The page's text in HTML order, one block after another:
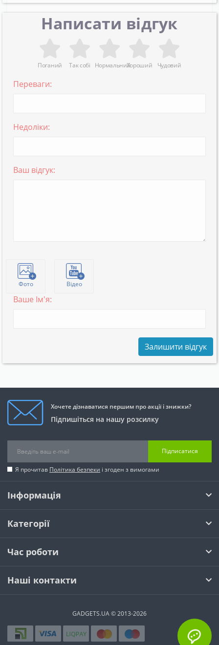
Написати відгук
Поганий Так собі НормальнийХороший Чудовий
Переваги:
Недоліки:
Ваш відгук:
Фото Відео
Ваше Ім'я:
Залишити відгук
Хочете дізнаватися першим про акції і знижки?
Підпишіться на нашу розсилку
Підписатися
Я прочитав Політика безпеки і згоден з вимогами
Інформація
Категорії
Час роботи
Наші контакти
GADGETS.UA © 2013-2026